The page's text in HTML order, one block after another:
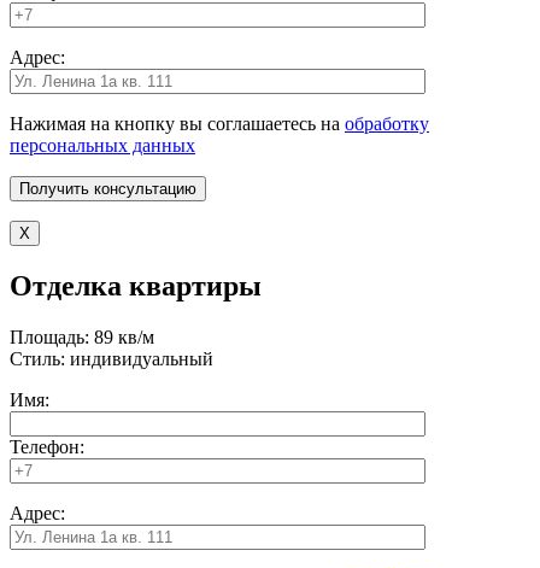
Адрес:
Нажимая на кнопку вы соглашаетесь на обработку
персональных данных
X
Отделка квартиры
Площадь: 89 кв/м
Стиль: индивидуальный
Имя:
Телефон:
Адрес: